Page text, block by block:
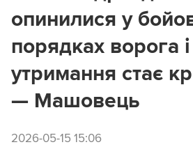
опинилися у
порядках ворога і
утримання стає
— Машовець
2026-05-15 15:06